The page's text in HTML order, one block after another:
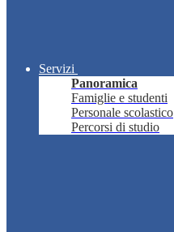
Servizi
Panoramica
Famiglie e studenti
Personale scolastico
Percorsi di studio